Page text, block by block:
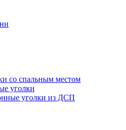
со спальным местом
уголки
уголки из ДСП